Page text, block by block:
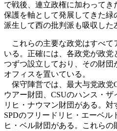
で戦後、連立政権に加わってき
保護を軸として発展してきた緑
派生して西の批判派も吸収した
これらの主要な政党はすべて
いる。正確には、各政党が政
つずつ設立しており、その財団
オフィスを置いている。
保守陣営では、最大与党政党
ウアー財団、CSUのハンス・
リヒ・ナウマン財団がある。対
SPDのフリードリヒ・エーベル
ヒ・ベル財団がある。これら